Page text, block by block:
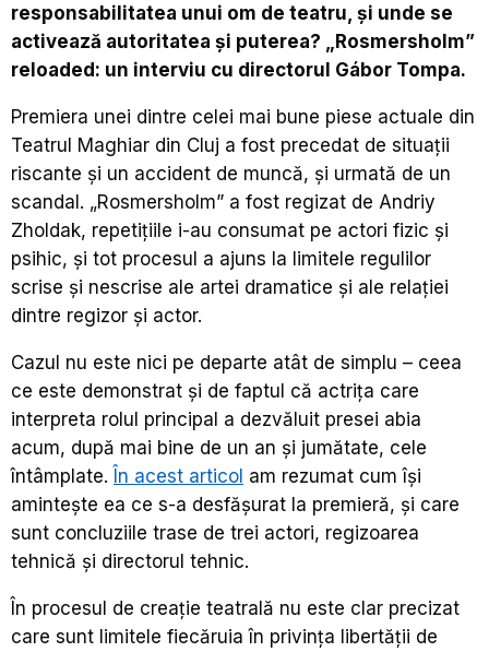
responsabilitatea unui om de teatru, și unde se
activează autoritatea și puterea? „Rosmersholm”
reloaded: un interviu cu directorul Gábor Tompa.
Premiera unei dintre celei mai bune piese actuale din
Teatrul Maghiar din Cluj a fost precedat de situații
riscante și un accident de muncă, și urmată de un
scandal. „Rosmersholm” a fost regizat de Andriy
Zholdak, repetițiile i-au consumat pe actori fizic și
psihic, și tot procesul a ajuns la limitele regulilor
scrise și nescrise ale artei dramatice și ale relației
dintre regizor și actor.
Cazul nu este nici pe departe atât de simplu – ceea
ce este demonstrat și de faptul că actrița care
interpreta rolul principal a dezvăluit presei abia
acum, după mai bine de un an și jumătate, cele
întâmplate. În acest articol am rezumat cum își
amintește ea ce s-a desfășurat la premieră, și care
sunt concluziile trase de trei actori, regizoarea
tehnică și directorul tehnic.
În procesul de creație teatrală nu este clar precizat
care sunt limitele fiecăruia în privința libertății de